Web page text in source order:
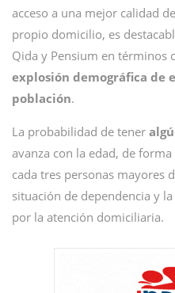
acceso a una mejor calidad
propio domicilio, es
Qida y Pensium en términos
explosión demográfica de
población.
La probabilidad de tener
avanza con la edad, de
cada tres personas mayores
situación de dependencia y
por la atención domiciliaria.